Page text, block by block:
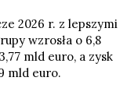
2026 r. z lepszymi
wzrosła o 6,8
mld euro, a zysk
mld euro.